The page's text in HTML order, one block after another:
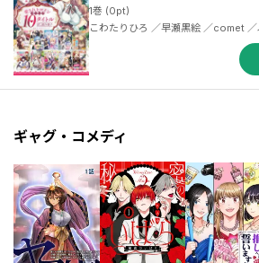
1巻 (0pt)
こわたりひろ ／早瀬黒絵 ／comet ／ふじさきやちよ ／夕立悠理
／香守衿花 ／もちだもちこ ／双葉はづき ／柑奈まち ／カレヤタミ
エ ／駒田ハチ ／白樫楓 ／雪野ゆきの ／麻先みち ／わかば ／白露
雪音 ／ica ／君塚祥 ／潮里潤 ／ハナ ／風間レイ ／藤小豆 ／えすえ
ギャグ・コメディ